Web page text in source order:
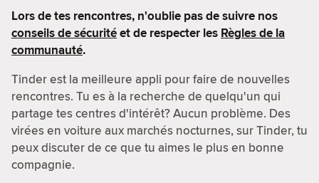
Lors de tes rencontres, n'oublie pas de suivre nos
conseils de sécuritéet de respecter les Règles de la
communauté.
Tinder est la meilleure appli pour faire de nouvelles
rencontres. Tu es à la recherche de quelqu'un qui
partage tes centres d'intérêt? Aucun problème. Des
virées en voiture aux marchés nocturnes, sur Tinder, tu
peux discuter de ce que tu aimes le plus en bonne
compagnie.